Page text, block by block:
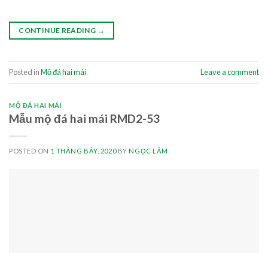
CONTINUE READING →
Posted inMộ đá hai mái Leave a comment
MỘ ĐÁ HAI MÁI
Mẫu mộ đá hai mái RMD2-53
POSTED ON 1 THÁNG BẢY, 2020BYNGỌC LÂM